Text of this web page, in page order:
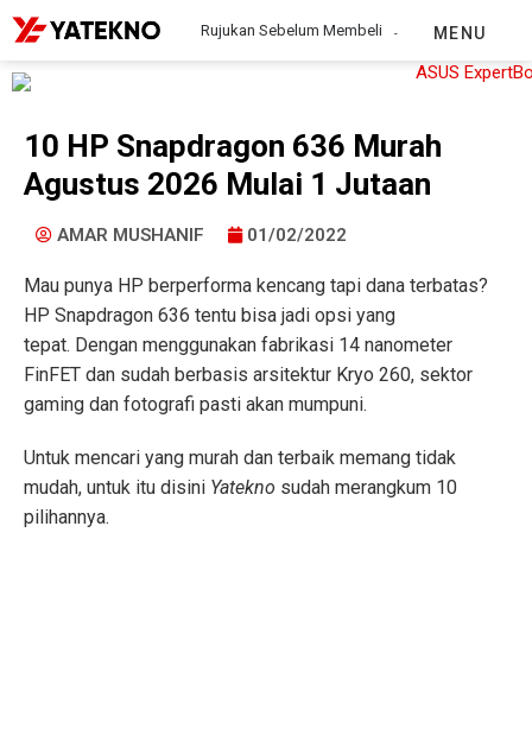
Rujukan Sebelum Membeli MENU
10 HP Snapdragon 636 Murah
Agustus 2026 Mulai 1 Jutaan
AMAR MUSHANIF 01/02/2022
Mau punya HP berperforma kencang tapi dana terbatas?
HP Snapdragon 636 tentu bisa jadi opsi yang
tepat. Dengan menggunakan fabrikasi 14 nanometer
FinFET dan sudah berbasis arsitektur Kryo 260, sektor
gaming dan fotografi pasti akan mumpuni.
Untuk mencari yang murah dan terbaik memang tidak
mudah, untuk itu disini Yatekno sudah merangkum 10
pilihannya.